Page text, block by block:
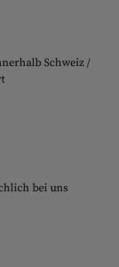
Schweiz /
bei uns